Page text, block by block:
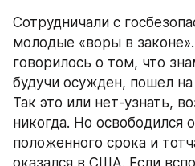
Сотрудничали с
молодые «воры в
говорилось о том, что
будучи осужден, пошел на
Так это или нет-узнать,
никогда. Но освободился
положенного срока и